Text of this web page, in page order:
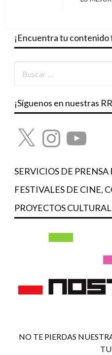
¡Encuentra tu
¡Síguenos en nuestras
X InstagramYouTube
SERVICIOS DE PRENSA
FESTIVALES DE CINE,
PROYECTOS
NO TE PIERDAS